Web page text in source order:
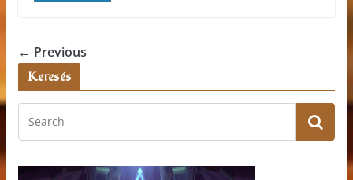
← Previous
Keresés